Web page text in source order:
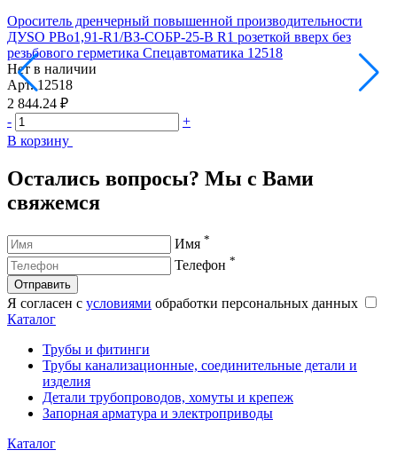
Ороситель дренчерный повышенной производительности
ДУSO РВо1,91-R1/ВЗ-СОБР-25-В R1 розеткой вверх без
резьбового герметика Спецавтоматика 12518
Нет в наличии
Арт. 12518
2 844.24 ₽
-
+
В корзину
Остались вопросы? Мы с Вами
свяжемся
Имя *
Телефон *
Отправить
Я согласен с условиями обработки персональных данных
Каталог
Трубы и фитинги
Трубы канализационные, соединительные детали и
изделия
Детали трубопроводов, хомуты и крепеж
Запорная арматура и электроприводы
Каталог